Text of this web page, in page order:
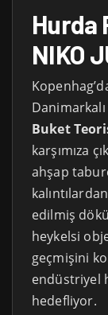
Hurda
NIKO
Buket
karşımıza
ahşap
edilmiş
heykelsi
geçmişini
endüstriyel
hedefliyor.